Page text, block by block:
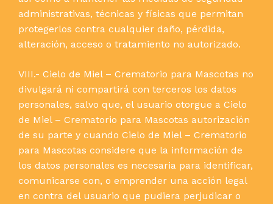
No hay productos en el carrito.
Go To Shop
administrativas, técnicas y físicas que permitan
protegerlos contra cualquier daño, pérdida,
alteración, acceso o tratamiento no autorizado.
VIII.- Cielo de Miel – Crematorio para Mascotas no
divulgará ni compartirá con terceros los datos
personales, salvo que, el usuario otorgue a Cielo
de Miel – Crematorio para Mascotas autorización
de su parte y cuando Cielo de Miel – Crematorio
para Mascotas considere que la información de
los datos personales es necesaria para identificar,
comunicarse con, o emprender una acción legal
en contra del usuario que pudiera perjudicar o